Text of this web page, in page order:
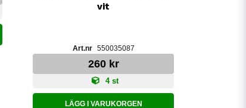
vit
550035087
260 kr
4 st
LÄGG I VARUKORGEN